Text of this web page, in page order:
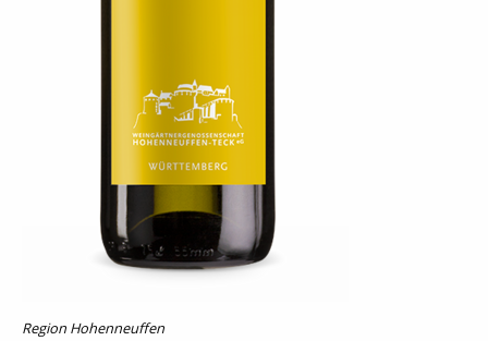
Region Hohenneuffen